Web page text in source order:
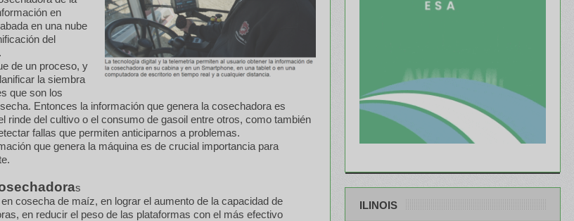
en
en una nube
del
de un proceso, y
la siembra
que son los
Entonces la información que genera la cosechadora es
rinde del cultivo o el consumo de gasoil entre otros, como también
fallas que permiten anticiparnos a problemas.
que genera la máquina es de crucial importancia para
s
cosecha de maíz, en lograr el aumento de la capacidad de
en reducir el peso de las plataformas con el más efectivo
ILINOIS